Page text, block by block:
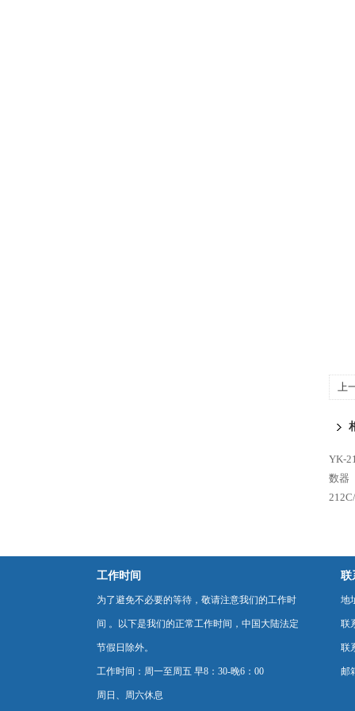
上
YK-
数器
工作时间
为了避免不必要的等待，敬请注意我们的工作时
间 。以下是我们的正常工作时间，中国大陆法定
节假日除外。
工作时间：周一至周五 早8：30-晚6：00
周日、周六休息
联
地
联
联
邮